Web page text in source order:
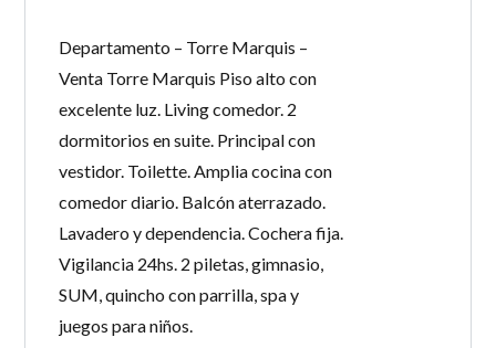
Departamento – Torre Marquis –
Venta Torre Marquis Piso alto con
excelente luz. Living comedor. 2
dormitorios en suite. Principal con
vestidor. Toilette. Amplia cocina con
comedor diario. Balcón aterrazado.
Lavadero y dependencia. Cochera fija.
Vigilancia 24hs. 2 piletas, gimnasio,
SUM, quincho con parrilla, spa y
juegos para niños.